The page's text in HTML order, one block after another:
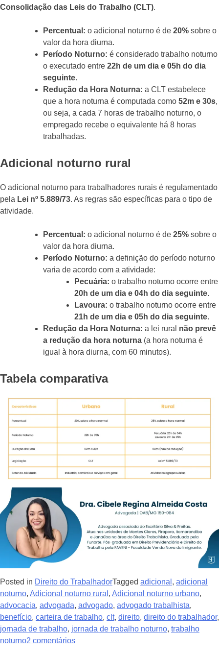
Consolidação das Leis do Trabalho (CLT).
Percentual: o adicional noturno é de 20% sobre o
valor da hora diurna.
Período Noturno: é considerado trabalho noturno
o executado entre 22h de um dia e 05h do dia
seguinte.
Redução da Hora Noturna: a CLT estabelece
que a hora noturna é computada como 52m e 30s,
ou seja, a cada 7 horas de trabalho noturno, o
empregado recebe o equivalente há 8 horas
trabalhadas.
Adicional noturno rural
O adicional noturno para trabalhadores rurais é regulamentado
pela Lei nº 5.889/73. As regras são específicas para o tipo de
atividade.
Percentual: o adicional noturno é de 25% sobre o
valor da hora diurna.
Período Noturno: a definição do período noturno
varia de acordo com a atividade:
Pecuária: o trabalho noturno ocorre entre
20h de um dia e 04h do dia seguinte.
Lavoura: o trabalho noturno ocorre entre
21h de um dia e 05h do dia seguinte.
Redução da Hora Noturna: a lei rural não prevê
a redução da hora noturna (a hora noturna é
igual à hora diurna, com 60 minutos).
Tabela comparativa
Posted in Direito do TrabalhadorTagged adicional , adicional
noturno, Adicional noturno rural , Adicional noturno urbano,
advocacia, advogada, advogado, advogado trabalhista,
benefício, carteira de trabalho, clt, direito, direito do trabalhador,
jornada de trabalho, jornada de trabalho noturno, trabalho
noturno2 comentários